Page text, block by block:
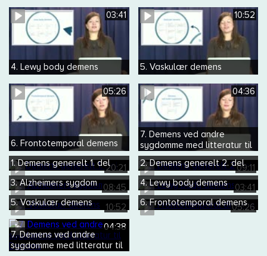
03:41
4. Lewy body demens
10:52
5. Vaskulær demens
05:26
6. Frontotemporal demens
04:36
7. Demens ved andre
sygdomme med litteratur til
Demens
20:21
1. Demens generelt 1. del 09:11
2. Demens generelt 2. del
08:45
3. Alzheimers sygdom 03:41
4. Lewy body demens
10:52
5. Vaskulær demens 05:26
6. Frontotemporal demens
04:38
7. Demens ved andre
sygdomme med litteratur til